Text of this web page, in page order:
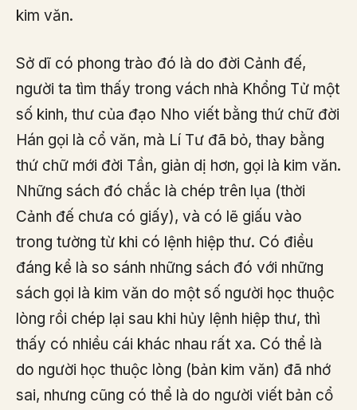
kim văn.
Sở dĩ có phong trào đó là do đời Cảnh đế,
người ta tìm thấy trong vách nhà Khổng Tử một
số kinh, thư của đạo Nho viết bằng thứ chữ đời
Hán gọi là cổ văn, mà Lí Tư đã bỏ, thay bằng
thứ chữ mới đời Tần, giản dị hơn, gọi là kim văn.
Những sách đó chắc là chép trên lụa (thời
Cảnh đế chưa có giấy), và có lẽ giấu vào
trong tường từ khi có lệnh hiệp thư. Có điều
đáng kể là so sánh những sách đó với những
sách gọi là kim văn do một số người học thuộc
lòng rồi chép lại sau khi hủy lệnh hiệp thư, thì
thấy có nhiều cái khác nhau rất xa. Có thể là
do người học thuộc lòng (bản kim văn) đã nhớ
sai, nhưng cũng có thể là do người viết bản cổ